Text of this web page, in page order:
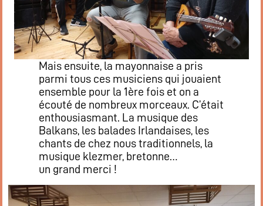
Mais ensuite, la mayonnaise a pris
parmi tous ces musiciens qui jouaient
ensemble pour la 1ère fois et on a
écouté de nombreux morceaux. C’était
enthousiasmant. La musique des
Balkans, les balades Irlandaises, les
chants de chez nous traditionnels, la
musique klezmer, bretonne…
un grand merci !